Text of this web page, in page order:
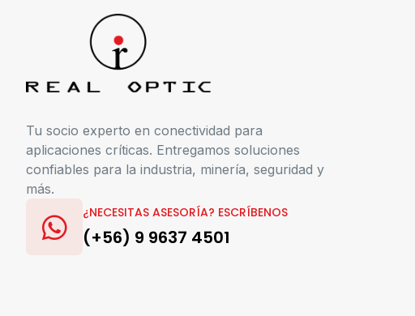
Tu socio experto en conectividad para
aplicaciones críticas. Entregamos soluciones
confiables para la industria, minería, seguridad y
más.
¿NECESITAS ASESORÍA? ESCRÍBENOS
(+56) 9 9637 4501